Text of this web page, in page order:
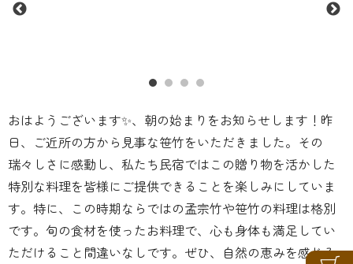
おはようございます✨、朝の始まりをお知らせします！昨
日、ご近所の方から見事な笹竹をいただきました。その
瑞々しさに感動し、私たち民宿ではこの贈り物を活かした
特別な料理を皆様にご提供できることを楽しみにしていま
す️。特に、この時期ならではの孟宗竹や笹竹の料理は格別
です。旬の食材を使ったお料理で、心も身体も満足してい
ただけること間違いなしです。ぜひ、自然の恵みを感じる